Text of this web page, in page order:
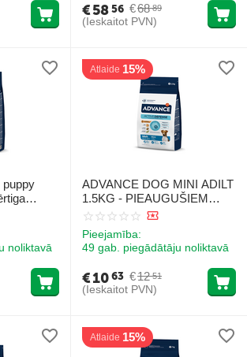
€68 89
€5856
(Ieskaitot PVN)
puppy
šķirņu
noliktavā
Atlaide 15%
ADVANCE DOG MINI ADILT
1.5KG - PIEAUGUŠIEM
MAZO ŠĶIRŅU SUŅIEM
Pieejamība:
49 gab. piegādātāju noliktavā
€12 51
€1063
(Ieskaitot PVN)
Atlaide 15%